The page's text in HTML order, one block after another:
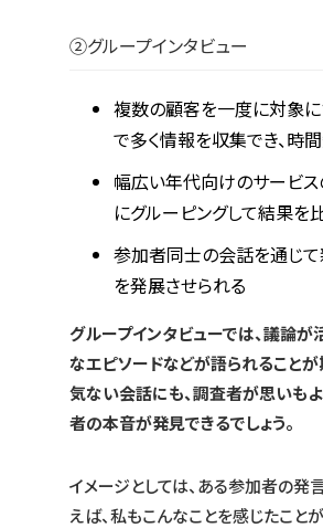
②グループインタビュー
複数の顧客を一度に対象に
で多く情報を収集でき、時
幅広い年代向けのサービス
にグルーピングして結果を
参加者同士の会話を通じ
を発展させられる
グループインタビューでは、議論
なエピソードなどが語られることが
気ない会話にも、調査者が思いも
者の本音が発見できるでしょう。
イメージとしては、ある参加者の発
えば、私もこんなことを感じたこと